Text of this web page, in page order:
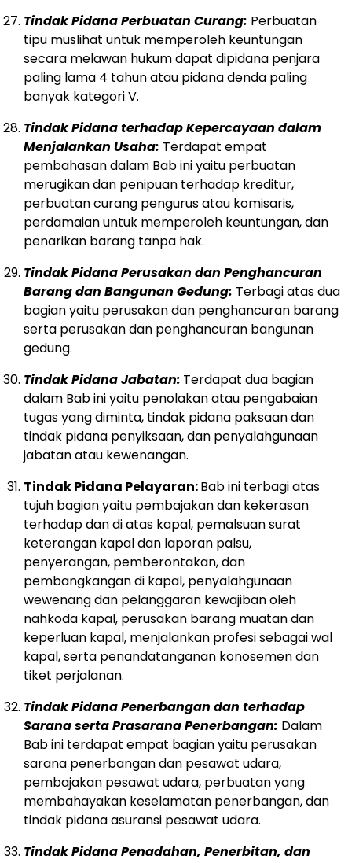
Tindak Pidana Perbuatan Curang: Perbuatan
tipu muslihat untuk memperoleh keuntungan
secara melawan hukum dapat dipidana penjara
paling lama 4 tahun atau pidana denda paling
banyak kategori V.
Tindak Pidana terhadap Kepercayaan dalam
Menjalankan Usaha: Terdapat empat
pembahasan dalam Bab ini yaitu perbuatan
merugikan dan penipuan terhadap kreditur,
perbuatan curang pengurus atau komisaris,
perdamaian untuk memperoleh keuntungan, dan
penarikan barang tanpa hak.
Tindak Pidana Perusakan dan Penghancuran
Barang dan Bangunan Gedung: Terbagi atas dua
bagian yaitu perusakan dan penghancuran barang
serta perusakan dan penghancuran bangunan
gedung.
Tindak Pidana Jabatan: Terdapat dua bagian
dalam Bab ini yaitu penolakan atau pengabaian
tugas yang diminta, tindak pidana paksaan dan
tindak pidana penyiksaan, dan penyalahgunaan
jabatan atau kewenangan.
Tindak Pidana Pelayaran:Bab ini terbagi atas
tujuh bagian yaitu pembajakan dan kekerasan
terhadap dan di atas kapal, pemalsuan surat
keterangan kapal dan laporan palsu,
penyerangan, pemberontakan, dan
pembangkangan di kapal, penyalahgunaan
wewenang dan pelanggaran kewajiban oleh
nahkoda kapal, perusakan barang muatan dan
keperluan kapal, menjalankan profesi sebagai wal
kapal, serta penandatanganan konosemen dan
tiket perjalanan.
Tindak Pidana Penerbangan dan terhadap
Sarana serta Prasarana Penerbangan: Dalam
Bab ini terdapat empat bagian yaitu perusakan
sarana penerbangan dan pesawat udara,
pembajakan pesawat udara, perbuatan yang
membahayakan keselamatan penerbangan, dan
tindak pidana asuransi pesawat udara.
Tindak Pidana Penadahan, Penerbitan, dan